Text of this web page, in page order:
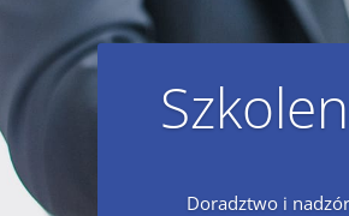
Doradztwo i